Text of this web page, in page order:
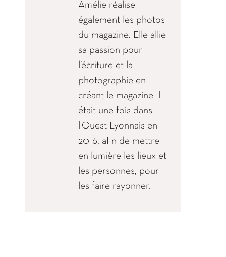
Amélie réalise
également les photos
du magazine. Elle allie
sa passion pour
l’écriture et la
photographie en
créant le magazine Il
était une fois dans
l'Ouest Lyonnais en
2016, afin de mettre
en lumière les lieux et
les personnes, pour
les faire rayonner.